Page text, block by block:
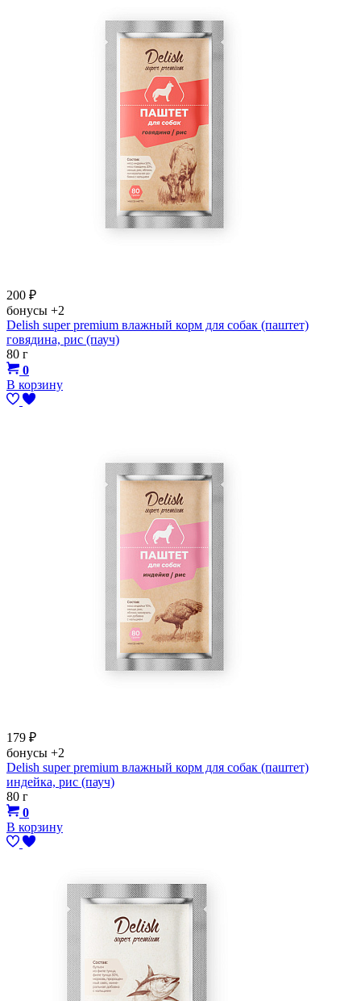
200 ₽
бонусы +2
Delish super premium влажный корм для собак (паштет)
говядина, рис (пауч)
80 г
0
В корзину
179 ₽
бонусы +2
Delish super premium влажный корм для собак (паштет)
индейка, рис (пауч)
80 г
0
В корзину